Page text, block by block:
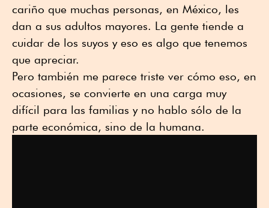
cariño que muchas personas, en México, les
dan a sus adultos mayores. La gente tiende a
cuidar de los suyos y eso es algo que tenemos
que apreciar.
Pero también me parece triste ver cómo eso, en
ocasiones, se convierte en una carga muy
difícil para las familias y no hablo sólo de la
parte económica, sino de la humana.